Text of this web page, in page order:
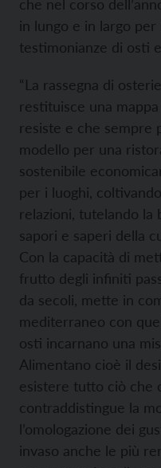
che nel corso
in lungo e in largo
testimonianze di osti
“La rassegna di
restituisce una
resiste e che sempre
modello per una
sostenibile
per i luoghi,
relazioni, tutelando la
sapori e saperi della
Con la capacità di
frutto degli infiniti
da secoli, mette in
mediterraneo con
osti incarnano una
Alimentano cioè il
esistere tutto ciò che
contraddistingue la
l’omologazione dei
invaso anche le più